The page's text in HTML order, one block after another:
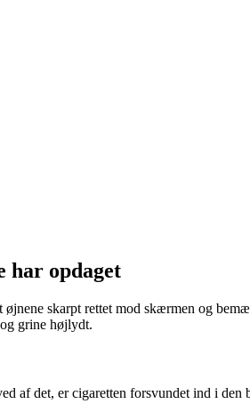
har opdaget
skarpt rettet mod skærmen og
grine højlydt.
af det, er cigaretten forsvundet ind i